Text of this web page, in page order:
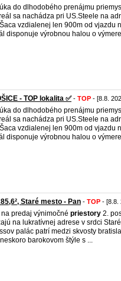
do dlhodobého prenájmu
sa nachádza pri US.Steele na
vzdialenej len 900m od vjazdu
disponuje výrobnou halou o
- TOP lokalita ✅- TOP - [8.8.
do dlhodobého prenájmu
sa nachádza pri US.Steele na
vzdialenej len 900m od vjazdu
disponuje výrobnou halou o
Staré mesto - Pan - TOP - [8.8.
predaj výnimočné priestory 2.
na lukratívnej adrese v srdci
palác patrí medzi skvosty
barokovom štýle s ...